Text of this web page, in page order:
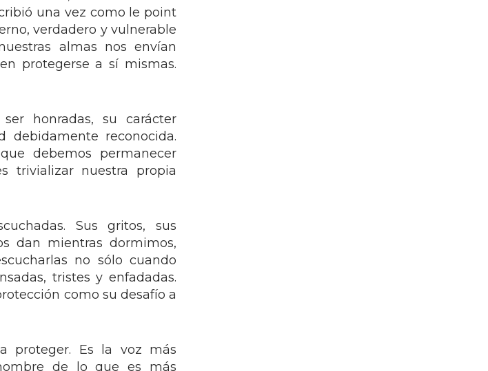
una vez como le point
verdadero y vulnerable
almas nos envían
protegerse a sí mismas.
honradas, su carácter
debidamente reconocida.
debemos permanecer
trivializar nuestra propia
Sus gritos, sus
dan mientras dormimos,
no sólo cuando
tristes y enfadadas.
como su desafío a
proteger. Es la voz más
de lo que es más